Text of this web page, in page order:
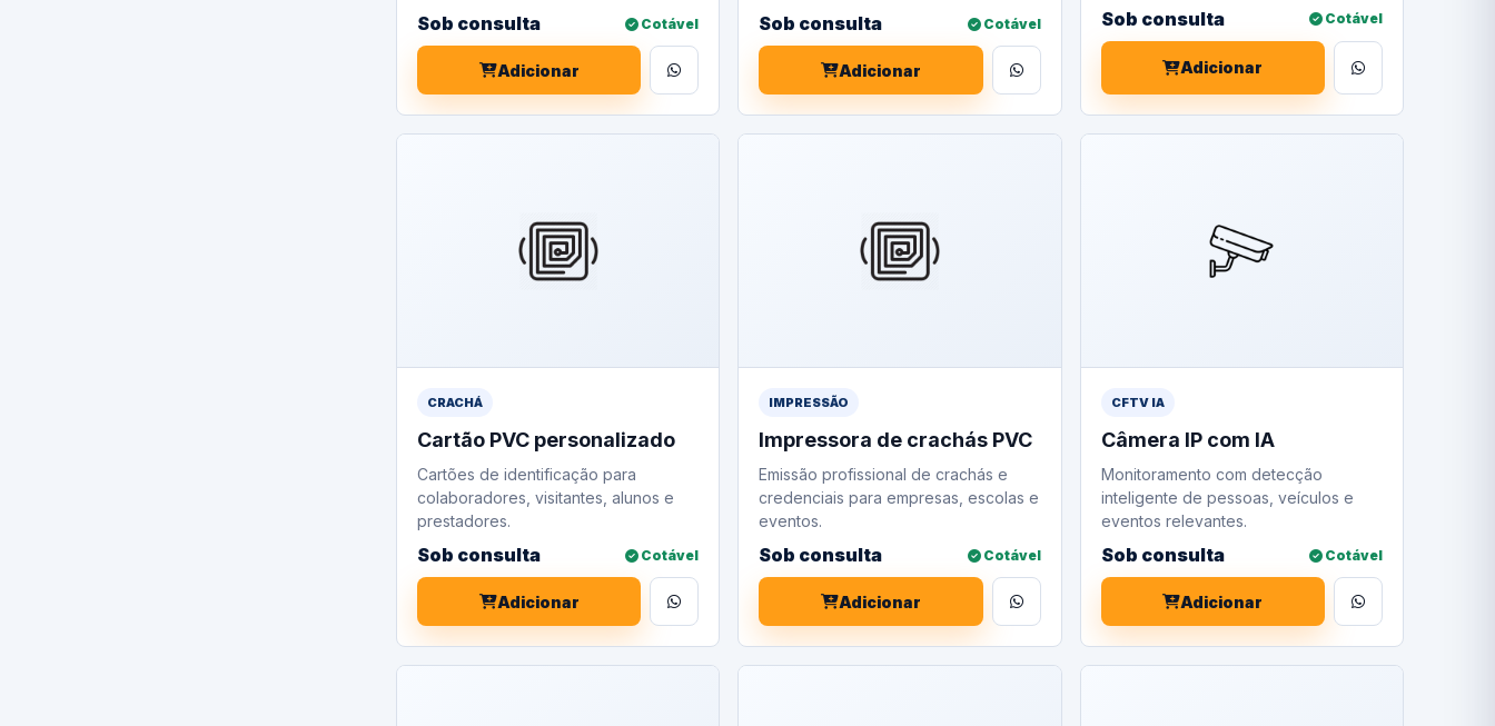
Sob consulta Cotável
Adicionar
Sob consulta Cotável
Adicionar
Sob consulta Cotável
Adicionar
CRACHÁ
Cartão PVC personalizado
Cartões de identificação para
colaboradores, visitantes, alunos e
prestadores.
Sob consulta Cotável
Adicionar
IMPRESSÃO
Impressora de crachás PVC
Emissão profissional de crachás e
credenciais para empresas, escolas e
eventos.
Sob consulta Cotável
Adicionar
CFTV IA
Câmera IP com IA
Monitoramento com detecção
inteligente de pessoas, veículos e
eventos relevantes.
Sob consulta Cotável
Adicionar